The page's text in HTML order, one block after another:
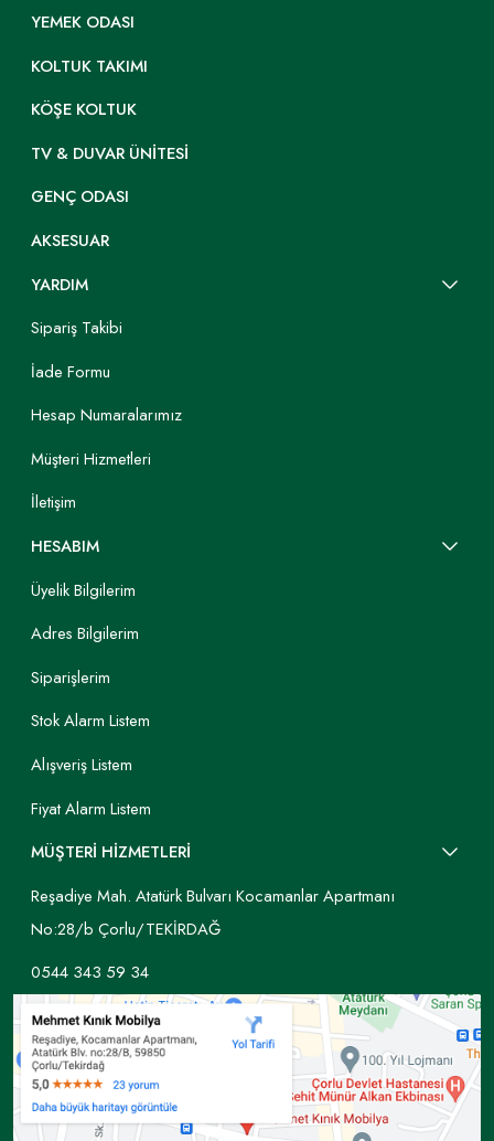
YEMEK ODASI
KOLTUK TAKIMI
KÖŞE KOLTUK
TV & DUVAR ÜNITESI
GENÇ ODASI
AKSESUAR
YARDIM
Sipariş Takibi
İade Formu
Hesap Numaralarımız
Müşteri Hizmetleri
İletişim
HESABIM
Üyelik Bilgilerim
Adres Bilgilerim
Siparişlerim
Stok Alarm Listem
Alışveriş Listem
Fiyat Alarm Listem
MÜŞTERİ HİZMETLERİ
Reşadiye Mah. Atatürk Bulvarı Kocamanlar Apartmanı
No:28/b Çorlu/TEKİRDAĞ
0544 343 59 34